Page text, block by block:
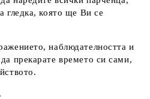
гледка, която ще Ви се
наблюдателността и
прекарате времето си сами,